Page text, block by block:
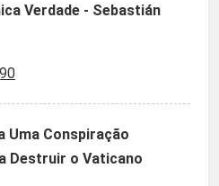
é:
Verdade - Sebastián
O
é:
R$ 9,90.
Uma Conspiração
Destruir o Vaticano